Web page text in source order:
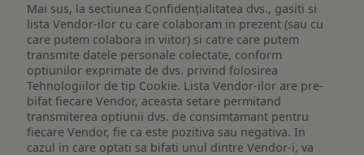
Mai sus, la sectiunea Confidențialitatea dvs., gasiti si
lista Vendor-ilor cu care colaboram in prezent (sau cu
care putem colabora in viitor) si catre care putem
transmite datele personale colectate, conform
optiunilor exprimate de dvs. privind folosirea
Tehnologiilor de tip Cookie. Lista Vendor-ilor are pre-
bifat fiecare Vendor, aceasta setare permitand
transmiterea optiunii dvs. de consimtamant pentru
fiecare Vendor, fie ca este pozitiva sau negativa. In
cazul in care optati sa bifati unul dintre Vendor-i, va